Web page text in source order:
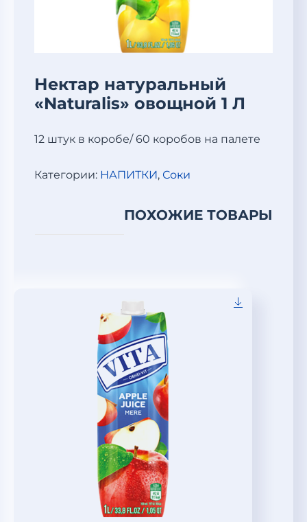
Нектар натуральный
«Naturalis» овощной 1 Л
12 штук в коробе/ 60 коробов на палете
Категории: НАПИТКИ, Соки
ПОХОЖИЕ ТОВАРЫ